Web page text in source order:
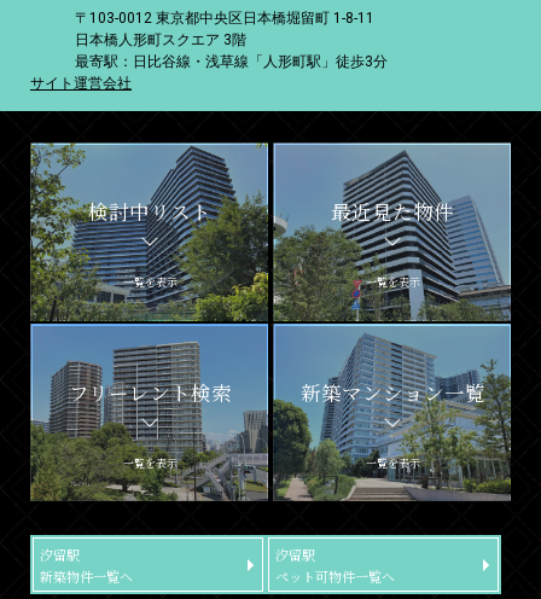
〒103-0012 東京都中央区日本橋堀留町 1-8-11
日本橋人形町スクエア 3階
最寄駅：日比谷線・浅草線「人形町駅」徒歩3分
サイト運営会社
検討中リスト
一覧を表示
最近見た物件
一覧を表示
フリーレント検索
一覧を表示
新築マンション一覧
一覧を表示
汐留駅
新築物件一覧へ
汐留駅
ペット可物件一覧へ